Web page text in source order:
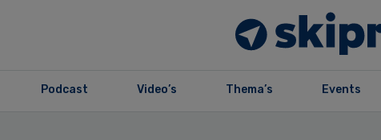
Podcast Video’s Thema’s Events